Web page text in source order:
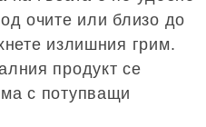
очите или близо до
излишния грим.
продукт се
с потупващи